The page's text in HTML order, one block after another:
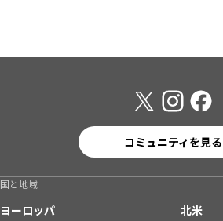
コミュニティを見る
国と地域
ヨーロッパ
北米